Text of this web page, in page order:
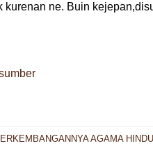
kurenan ne. Buin
AGAMA HINDU